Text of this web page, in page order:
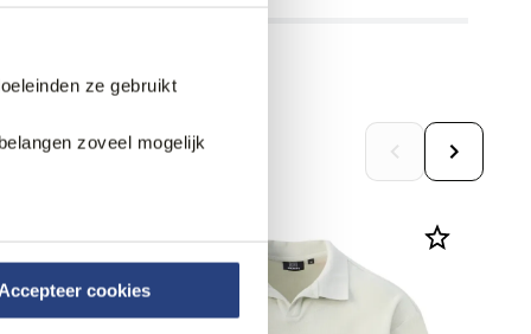
ze gebruikt
zoveel mogelijk
cookies